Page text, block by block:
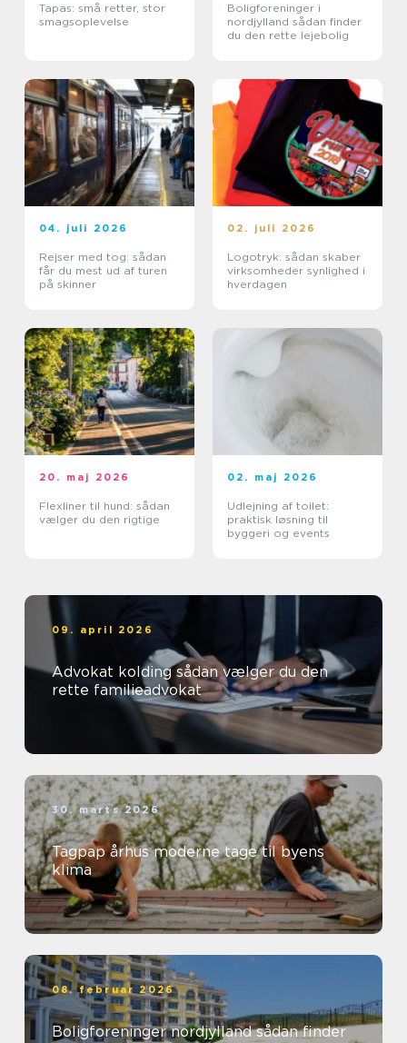
Tapas: små retter, stor
smagsoplevelse
Boligforeninger i
nordjylland sådan finder
du den rette lejebolig
04. juli 2026
Rejser med tog: sådan
får du mest ud af turen
på skinner
02. juli 2026
Logotryk: sådan skaber
virksomheder synlighed i
hverdagen
20. maj 2026
Flexliner til hund: sådan
vælger du den rigtige
02. maj 2026
Udlejning af toilet:
praktisk løsning til
byggeri og events
09. april 2026
Advokat kolding sådan vælger du den
rette familieadvokat
30. marts 2026
Tagpap århus moderne tage til byens
klima
08. februar 2026
Boligforeninger nordjylland sådan finder